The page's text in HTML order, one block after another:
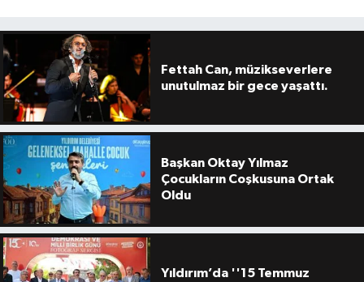
Fettah Can, müzikseverlere
unutulmaz bir gece yaşattı.
Başkan Oktay Yılmaz
Çocukların Coşkusuna Ortak
Oldu
Yıldırım’da ''15 Temmuz